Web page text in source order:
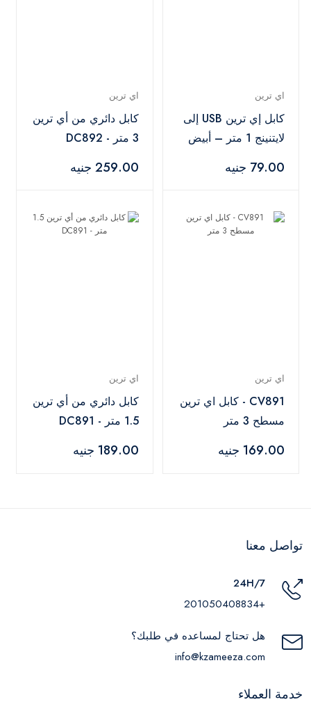
اي ترين
كابل إي ترين USB إلى
لايتنينج 1 متر – أبيض
79.00 جنيه
اي ترين
كابل دائري من أي ترين
3 متر - DC892
259.00 جنيه
اي ترين
CV891 - كابل اي ترين
مسطح 3 متر
169.00 جنيه
اي ترين
كابل دائري من أي ترين
1.5 متر - DC891
189.00 جنيه
تواصل معنا
24H/7
+201050408834
هل تحتاج لمساعده في طلبك؟
info@kzameeza.com
خدمة العملاء